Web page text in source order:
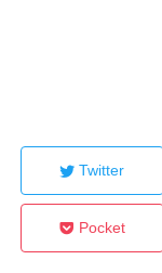
Twitter
Pocket